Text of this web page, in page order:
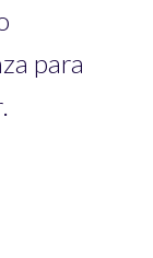
para